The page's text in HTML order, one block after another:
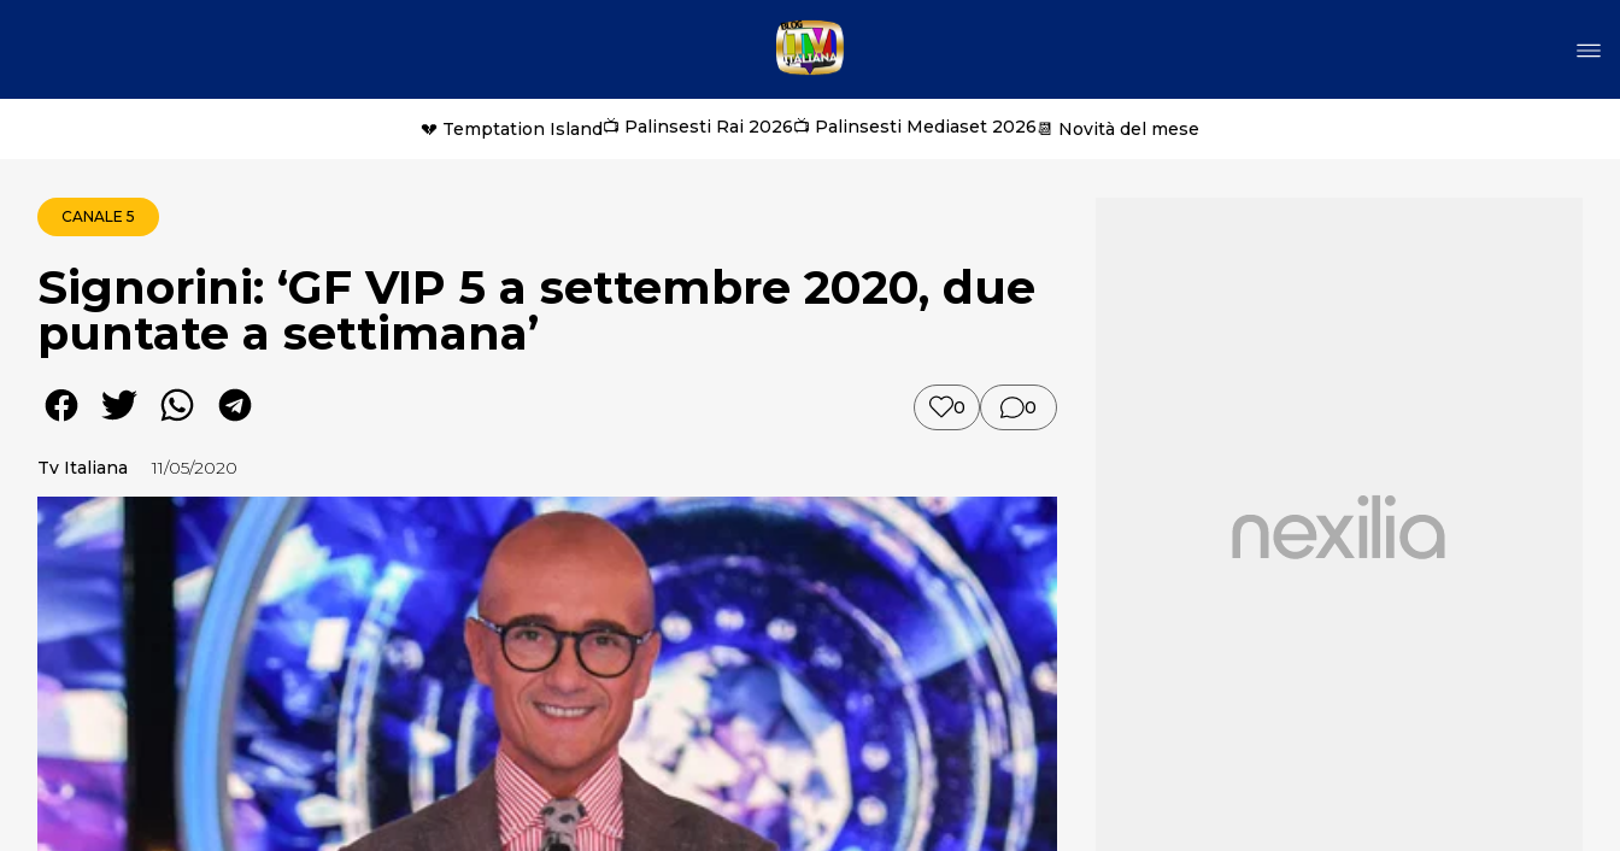
💔 Temptation Island📺 Palinsesti Rai 2026📺 Palinsesti Mediaset 2026📆 Novità del mese
CANALE 5
Signorini: ‘GF VIP 5 a settembre 2020, due
puntate a settimana’
0 0
Tv Italiana 11/05/2020